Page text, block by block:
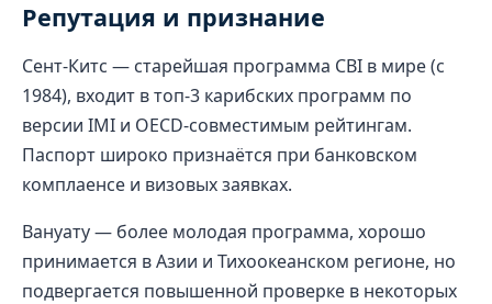
Репутация и признание
Сент-Китс — старейшая программа CBI в мире (с
1984), входит в топ-3 карибских программ по
версии IMI и OECD-совместимым рейтингам.
Паспорт широко признаётся при банковском
комплаенсе и визовых заявках.
Вануату — более молодая программа, хорошо
принимается в Азии и Тихоокеанском регионе, но
подвергается повышенной проверке в некоторых